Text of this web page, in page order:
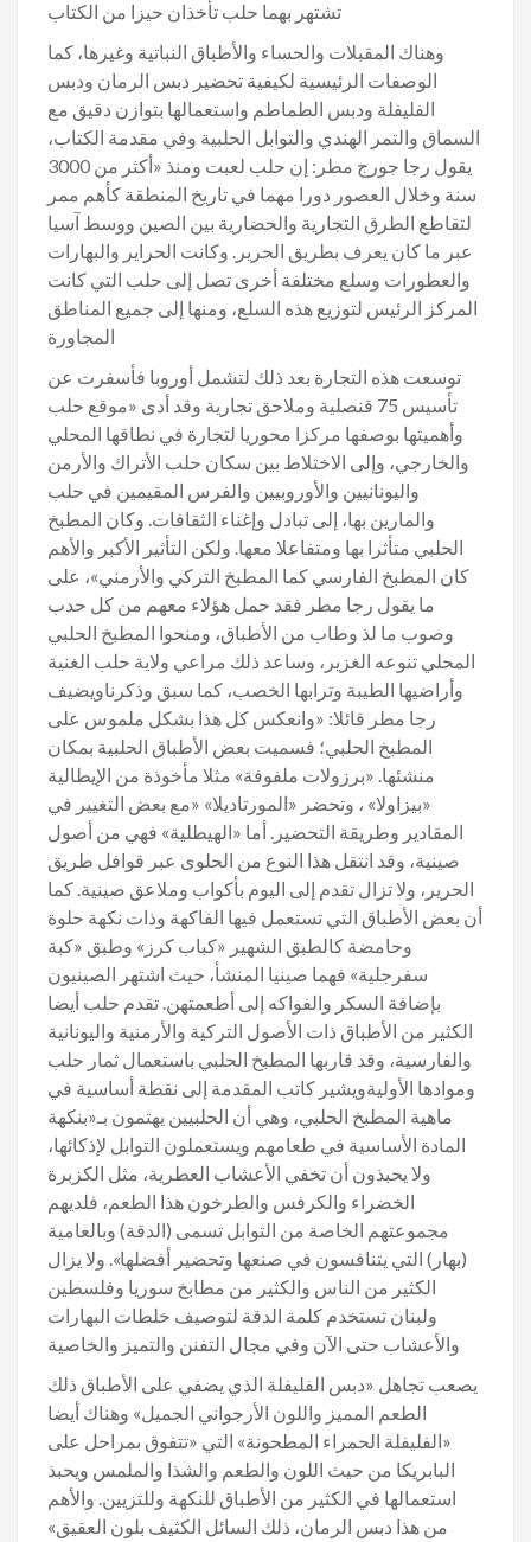
تشتهر بهما حلب تأخذان حيزا من الكتاب
وهناك المقبلات والحساء والأطباق النباتية وغيرها، كما
الوصفات الرئيسية لكيفية تحضير دبس الرمان ودبس
الفليفلة ودبس الطماطم واستعمالها بتوازن دقيق مع
السماق والتمر الهندي والتوابل الحلبية وفي مقدمة الكتاب،
يقول رجا جورج مطر: إن حلب لعبت ومنذ «أكثر من 3000
سنة وخلال العصور دورا مهما في تاريخ المنطقة كأهم ممر
لتقاطع الطرق التجارية والحضارية بين الصين ووسط آسيا
عبر ما كان يعرف بطريق الحرير. وكانت الحراير والبهارات
والعطورات وسلع مختلفة أخرى تصل إلى حلب التي كانت
المركز الرئيس لتوزيع هذه السلع، ومنها إلى جميع المناطق
المجاورة
توسعت هذه التجارة بعد ذلك لتشمل أوروبا فأسفرت عن
تأسيس 75 قنصلية وملاحق تجارية وقد أدى «موقع حلب
وأهميتها بوصفها مركزا محوريا لتجارة في نطاقها المحلي
والخارجي، وإلى الاختلاط بين سكان حلب الأتراك والأرمن
واليونانيين والأوروبيين والفرس المقيمين في حلب
والمارين بها، إلى تبادل وإغناء الثقافات. وكان المطبخ
الحلبي متأثرا بها ومتفاعلا معها. ولكن التأثير الأكبر والأهم
كان المطبخ الفارسي كما المطبخ التركي والأرمني»، على
ما يقول رجا مطر فقد حمل هؤلاء معهم من كل حدب
وصوب ما لذ وطاب من الأطباق، ومنحوا المطبخ الحلبي
المحلي تنوعه الغزير، وساعد ذلك مراعي ولاية حلب الغنية
وأراضيها الطيبة وترابها الخصب، كما سبق وذكرناويضيف
رجا مطر قائلا: «وانعكس كل هذا بشكل ملموس على
المطبخ الحلبي؛ فسميت بعض الأطباق الحلبية بمكان
منشئها. «برزولات ملفوفة» مثلا مأخوذة من الإيطالية
«بيزاولا» ، وتحضر «المورتاديلا» «مع بعض التغيير في
المقادير وطريقة التحضير. أما «الهيطلية» فهي من أصول
صينية، وقد انتقل هذا النوع من الحلوى عبر قوافل طريق
الحرير، ولا تزال تقدم إلى اليوم بأكواب وملاعق صينية. كما
أن بعض الأطباق التي تستعمل فيها الفاكهة وذات نكهة حلوة
وحامضة كالطبق الشهير «كباب كرز» وطبق «كبة
سفرجلية» فهما صينيا المنشأ، حيث اشتهر الصينيون
بإضافة السكر والفواكه إلى أطعمتهن. تقدم حلب أيضا
الكثير من الأطباق ذات الأصول التركية والأرمنية واليونانية
والفارسية، وقد قاربها المطبخ الحلبي باستعمال ثمار حلب
وموادها الأوليةويشير كاتب المقدمة إلى نقطة أساسية في
ماهية المطبخ الحلبي، وهي أن الحلبيين يهتمون بـ«بنكهة
المادة الأساسية في طعامهم ويستعملون التوابل لإذكائها،
ولا يحبذون أن تخفي الأعشاب العطرية، مثل الكزبرة
الخضراء والكرفس والطرخون هذا الطعم، فلديهم
مجموعتهم الخاصة من التوابل تسمى (الدقة) وبالعامية
(بهار) التي يتنافسون في صنعها وتحضير أفضلها». ولا يزال
الكثير من الناس والكثير من مطابخ سوريا وفلسطين
ولبنان تستخدم كلمة الدقة لتوصيف خلطات البهارات
والأعشاب حتى الآن وفي مجال التفنن والتميز والخاصية
يصعب تجاهل «دبس الفليفلة الذي يضفي على الأطباق ذلك
الطعم المميز واللون الأرجواني الجميل» وهناك أيضا
«الفليفلة الحمراء المطحونة» التي «تتفوق بمراحل على
البابريكا من حيث اللون والطعم والشذا والملمس ويحبذ
استعمالها في الكثير من الأطباق للنكهة وللتزيين. والأهم
من هذا دبس الرمان، ذلك السائل الكثيف بلون العقيق»